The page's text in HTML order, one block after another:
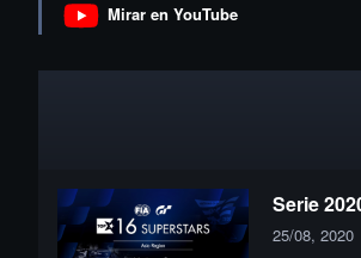
Mirar en YouTube
Serie
25/08, 2020